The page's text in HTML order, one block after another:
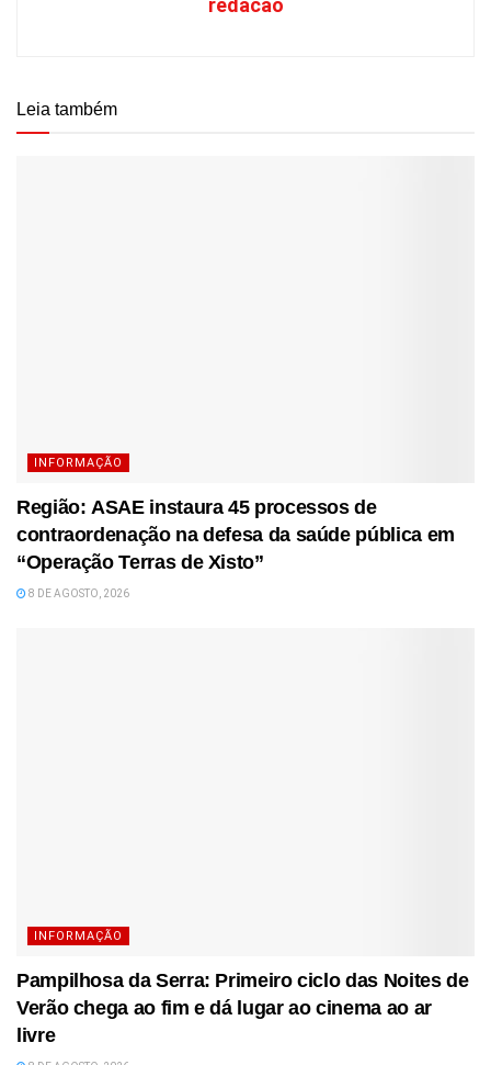
Leia também
INFORMAÇÃO
Região: ASAE instaura 45 processos de
contraordenação na defesa da saúde pública em
“Operação Terras de Xisto”
8 DE AGOSTO, 2026
INFORMAÇÃO
Pampilhosa da Serra: Primeiro ciclo das Noites de
Verão chega ao fim e dá lugar ao cinema ao ar
livre